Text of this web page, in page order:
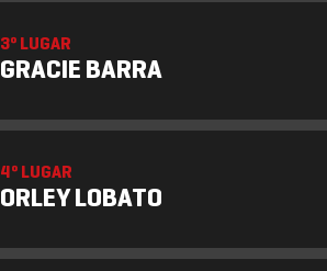
3º LUGAR
GRACIE BARRA
4º LUGAR
ORLEY LOBATO